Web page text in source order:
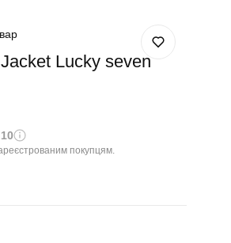
Lucky seven
10
покупцям.